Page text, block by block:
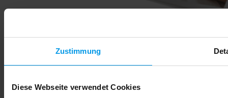
Zustimmung
Diese Webseite verwendet Cookies
Ratgeber für zukünftige Eltern
Ihnen ermöglicht, in die Welt der Stammzellen einzutauchen.